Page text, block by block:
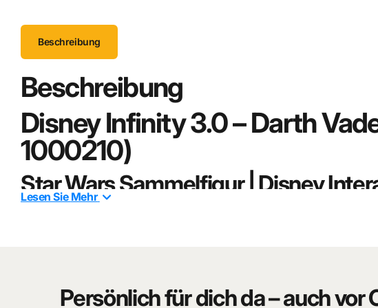
Beschreibung
Beschreibung
Disney Infinity 3.0 – Darth
1000210)
Star Wars Sammelfigur | Disney
kompakten Größe überzeugt die Figur durch ihre markante Silhouette
Sith-Lords.
Lesen Sie Mehr
Persönlich für dich da – auch vor